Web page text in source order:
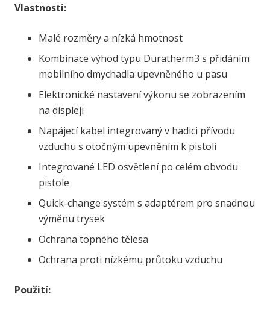
Vlastnosti:
Malé rozměry a nízká hmotnost
Kombinace výhod typu Duratherm3 s přidáním
mobilního dmychadla upevněného u pasu
Elektronické nastavení výkonu se zobrazením
na displeji
Napájecí kabel integrovaný v hadici přívodu
vzduchu s otočným upevněním k pistoli
Integrované LED osvětlení po celém obvodu
pistole
Quick-change systém s adaptérem pro snadnou
výměnu trysek
Ochrana topného tělesa
Ochrana proti nízkému průtoku vzduchu
Použití: